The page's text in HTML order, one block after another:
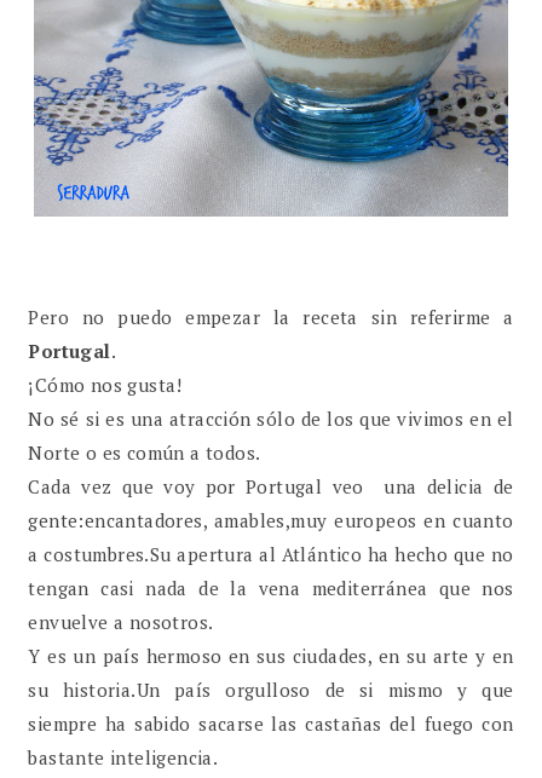
Pero no puedo empezar la receta sin referirme a
Portugal.
¡Cómo nos gusta!
No sé si es una atracción sólo de los que vivimos en el
Norte o es común a todos.
Cada vez que voy por Portugal veo una delicia de
gente:encantadores, amables,muy europeos en cuanto
a costumbres.Su apertura al Atlántico ha hecho que no
tengan casi nada de la vena mediterránea que nos
envuelve a nosotros.
Y es un país hermoso en sus ciudades, en su arte y en
su historia.Un país orgulloso de si mismo y que
siempre ha sabido sacarse las castañas del fuego con
bastante inteligencia.